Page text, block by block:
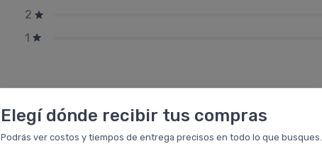
Elegí dónde recibir tus compras
Podrás ver costos y tiempos de entrega precisos en todo lo que busques.
2
1